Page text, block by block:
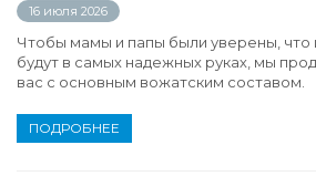
16 июля 2026
Чтобы мамы и папы были уверены, что
будут в самых надежных руках, мы
вас с основным вожатским составом.
ПОДРОБНЕЕ